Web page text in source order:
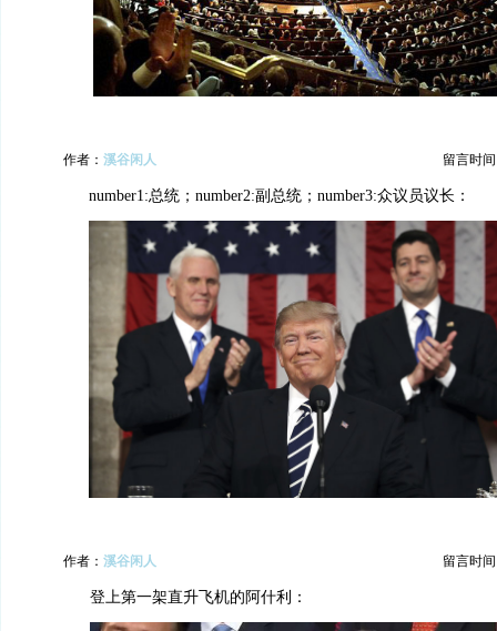
作者： 溪谷闲人 留言时间
number1:总统；number2:副总统；number3:众议员议长：
作者： 溪谷闲人 留言时间
登上第一架直升飞机的阿什利：